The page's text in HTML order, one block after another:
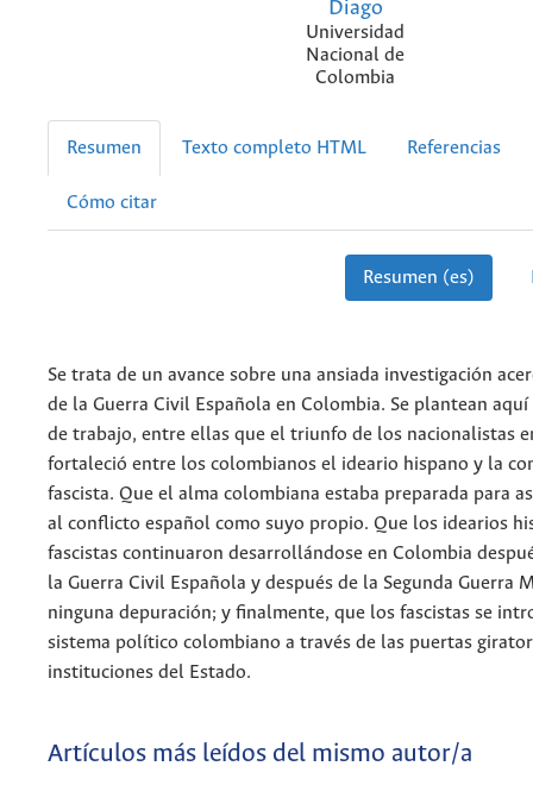
Diago
Universidad
Nacional de
Colombia
Resumen Texto completo HTML Referencias
Cómo citar
Resumen (es)
Se trata de un avance sobre una ansiada investigación
de la Guerra Civil Española en Colombia. Se plantean
de trabajo, entre ellas que el triunfo de los nacionalistas
fortaleció entre los colombianos el ideario hispano y la
fascista. Que el alma colombiana estaba preparada para
al conflicto español como suyo propio. Que los idearios
fascistas continuaron desarrollándose en Colombia
la Guerra Civil Española y después de la Segunda Guerra
ninguna depuración; y finalmente, que los fascistas se
sistema político colombiano a través de las puertas
instituciones del Estado.
Artículos más leídos del mismo autor/a